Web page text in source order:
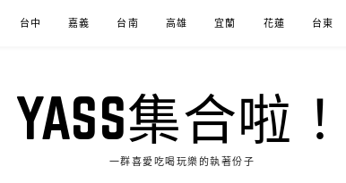
台中 嘉義 台南 高雄 宜蘭 花蓮 台東
YASS集合啦！
一群喜愛吃喝玩樂的執著份子